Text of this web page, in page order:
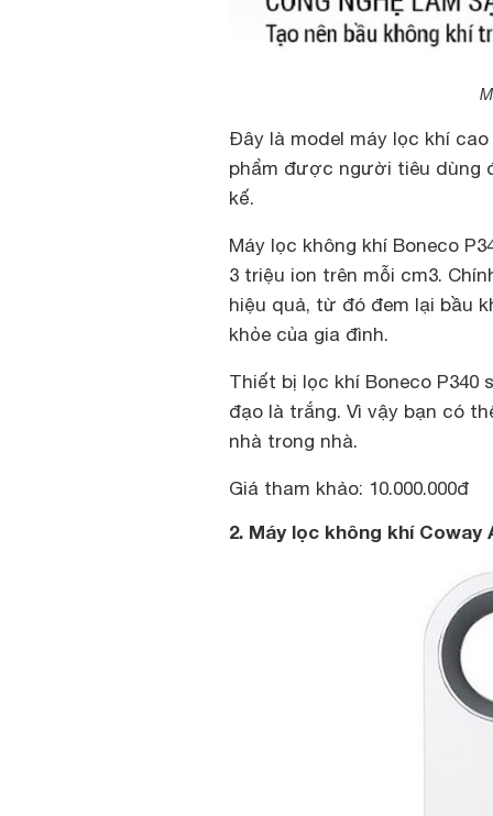
Đây là model máy lọc khí
phẩm được người tiêu dùng
kế.
Máy lọc không khí Boneco
3 triệu ion trên mỗi cm3.
hiệu quả, từ đó đem lại bầu
khỏe của gia đình.
Thiết bị lọc khí Boneco
đạo là trắng. Vì vậy bạn có
nhà trong nhà.
Giá tham khảo: 10.000.000đ
2. Máy lọc không khí Coway